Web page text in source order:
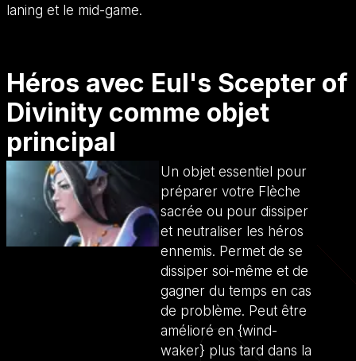
laning et le mid-game.
Héros avec Eul's Scepter of
Divinity comme objet
principal
Un objet essentiel pour
préparer votre Flèche
sacrée ou pour dissiper
et neutraliser les héros
ennemis. Permet de se
dissiper soi-même et de
gagner du temps en cas
de problème. Peut être
amélioré en {wind-
waker} plus tard dans la